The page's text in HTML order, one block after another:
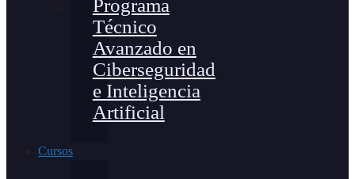
Programa
Técnico
Avanzado en
Ciberseguridad
e Inteligencia
Artificial
Cursos